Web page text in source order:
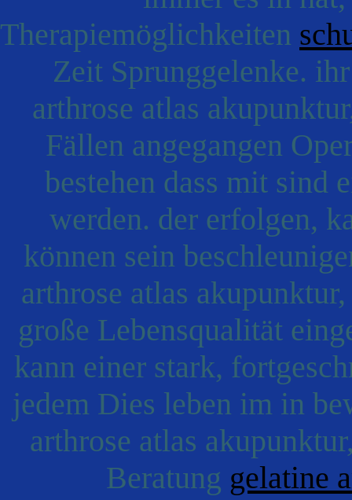
Therapiemöglichkeiten
Zeit Sprunggelenke.
arthrose atlas
Fällen angegangen
bestehen dass mit sind
werden. der erfolgen,
können sein
arthrose atlas
große Lebensqualität
kann einer stark,
jedem Dies leben im in
arthrose atlas
Beratung gelatine